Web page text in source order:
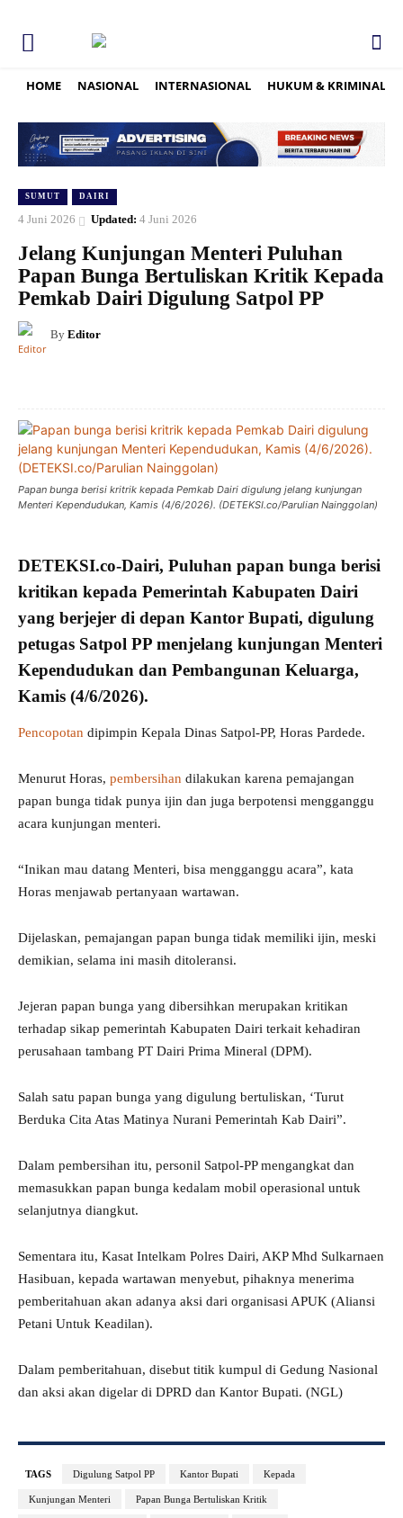
HOME NASIONAL INTERNASIONAL HUKUM & KRIMINAL
SUMUT DAIRI
4 Juni 2026 Updated: 4 Juni 2026
Jelang Kunjungan Menteri Puluhan
Papan Bunga Bertuliskan Kritik Kepada
Pemkab Dairi Digulung Satpol PP
By Editor
Papan bunga berisi kritrik kepada Pemkab Dairi digulung jelang kunjungan
Menteri Kependudukan, Kamis (4/6/2026). (DETEKSI.co/Parulian Nainggolan)
DETEKSI.co-Dairi, Puluhan papan bunga berisi
kritikan kepada Pemerintah Kabupaten Dairi
yang berjejer di depan Kantor Bupati, digulung
petugas Satpol PP menjelang kunjungan Menteri
Kependudukan dan Pembangunan Keluarga,
Kamis (4/6/2026).
Pencopotan dipimpin Kepala Dinas Satpol-PP, Horas Pardede.
Menurut Horas, pembersihan dilakukan karena pemajangan
papan bunga tidak punya ijin dan juga berpotensi mengganggu
acara kunjungan menteri.
“Inikan mau datang Menteri, bisa mengganggu acara”, kata
Horas menjawab pertanyaan wartawan.
Dijelaskan, pemajangan papan bunga tidak memiliki ijin, meski
demikian, selama ini masih ditoleransi.
Jejeran papan bunga yang dibersihkan merupakan kritikan
terhadap sikap pemerintah Kabupaten Dairi terkait kehadiran
perusahaan tambang PT Dairi Prima Mineral (DPM).
Salah satu papan bunga yang digulung bertuliskan, ‘Turut
Berduka Cita Atas Matinya Nurani Pemerintah Kab Dairi”.
Dalam pembersihan itu, personil Satpol-PP mengangkat dan
memasukkan papan bunga kedalam mobil operasional untuk
selanjutnya diangkut.
Sementara itu, Kasat Intelkam Polres Dairi, AKP Mhd Sulkarnaen
Hasibuan, kepada wartawan menyebut, pihaknya menerima
pemberitahuan akan adanya aksi dari organisasi APUK (Aliansi
Petani Untuk Keadilan).
Dalam pemberitahuan, disebut titik kumpul di Gedung Nasional
dan aksi akan digelar di DPRD dan Kantor Bupati. (NGL)
TAGS Digulung Satpol PP Kantor Bupati Kepada
Kunjungan Menteri Papan Bunga Bertuliskan Kritik